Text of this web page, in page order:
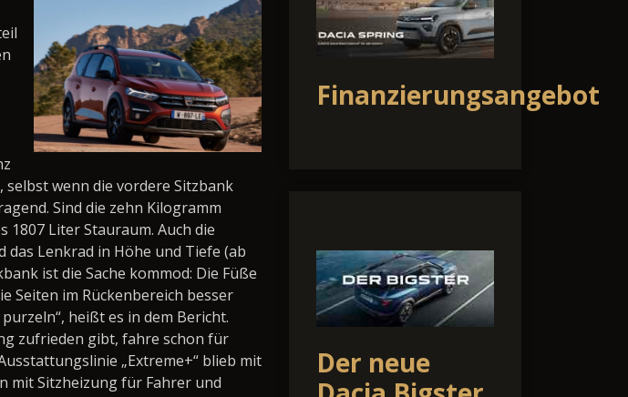
wenn die vordere Sitzbank
Sind die zehn Kilogramm
1807 Liter Stauraum. Auch die
das Lenkrad in Höhe und Tiefe (ab
ist die Sache kommod: Die Füße
Seiten im Rückenbereich besser
heißt es in dem Bericht.
zufrieden gibt, fahre schon für
„Extreme+“ blieb mit
mit Sitzheizung für Fahrer und
Finanzierungsangebot
Der neue